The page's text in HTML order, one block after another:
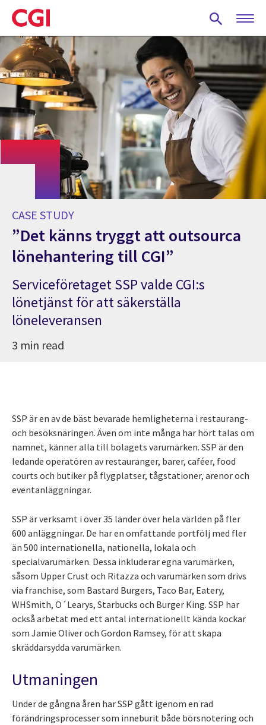
Skip
to
main
content
CASE STUDY
”Det känns tryggt att outsourca
lönehantering till CGI”
Serviceföretaget SSP valde CGI:s
lönetjänst för att säkerställa
löneleveransen
3 min read
SSP är en av de bäst bevarade hemligheterna i restaurang-
och besöksnäringen. Även om inte många har hört talas om
namnet, känner alla till bolagets varumärken. SSP är den
ledande operatören av restauranger, barer, caféer, food
courts och butiker på flygplatser, tågstationer, arenor och
eventanläggningar.
SSP är verksamt i över 35 länder över hela världen på fler
600 anläggningar. De har en omfattande portfölj med fler
än 500 internationella, nationella, lokala och
specialvarumärken. Dessa inkluderar egna varumärken,
såsom Upper Crust och Ritazza och varumärken som drivs
via franchise, som Bastard Burgers, Taco Bar, Eatery,
WHSmith, O´Learys, Starbucks och Burger King. SSP har
också arbetat med ett antal internationellt kända kockar
som Jamie Oliver och Gordon Ramsey, för att skapa
skräddarsydda varumärken.
Utmaningen
Under de gångna åren har SSP gått igenom en rad
förändringsprocesser som inneburit både börsnotering och